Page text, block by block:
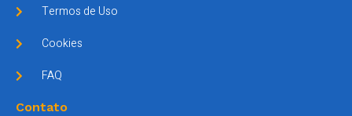
Termos de Uso
Cookies
FAQ
Contato